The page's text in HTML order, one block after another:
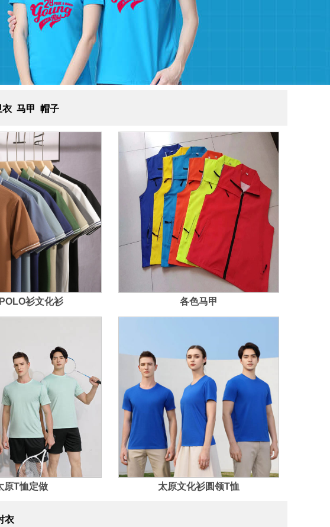
衣 马甲 帽子
衫文化衫 各色马甲
原T恤定做 太原文化衫圆领T恤
衣